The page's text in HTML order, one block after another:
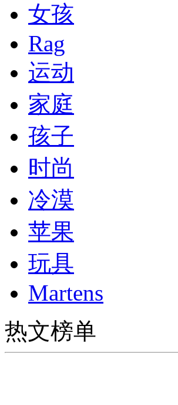
女孩
Rag
运动
家庭
孩子
时尚
冷漠
苹果
玩具
Martens
热文榜单